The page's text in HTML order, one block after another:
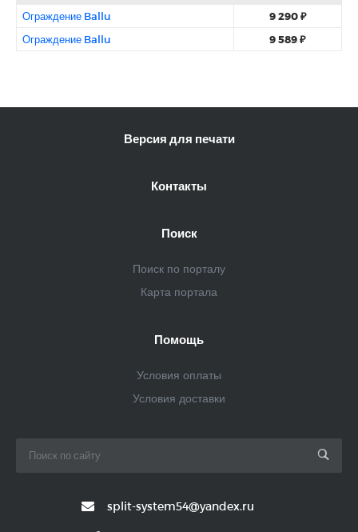
Ограждение Ballu
9 290 ₽
Ограждение Ballu
9 589 ₽
Версия для печати
Контакты
Поиск
Поиск по порталу
Карта портала
Помощь
Условия оплаты
Условия доставки
split-system54@yandex.ru